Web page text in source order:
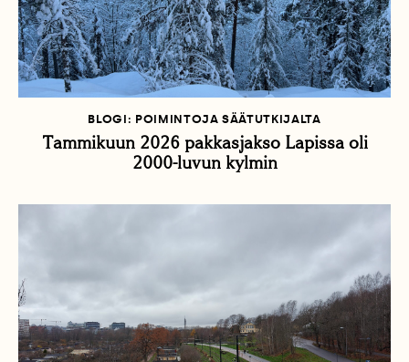
BLOGI: POIMINTOJA SÄÄTUTKIJALTA
Tammikuun 2026 pakkasjakso Lapissa oli
2000-luvun kylmin